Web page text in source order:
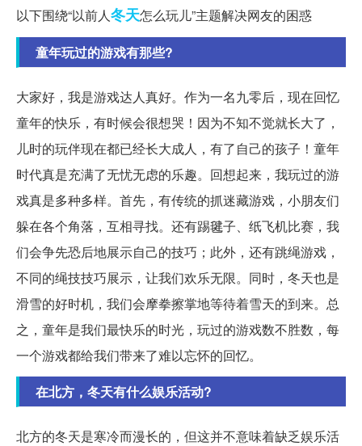
以下围绕“以前人冬天怎么玩儿”主题解决网友的困惑
童年玩过的游戏有那些?
大家好，我是游戏达人真好。作为一名九零后，现在回忆
童年的快乐，有时候会很想哭！因为不知不觉就长大了，
儿时的玩伴现在都已经长大成人，有了自己的孩子！童年
时代真是充满了无忧无虑的乐趣。回想起来，我玩过的游
戏真是多种多样。首先，有传统的抓迷藏游戏，小朋友们
躲在各个角落，互相寻找。还有踢毽子、纸飞机比赛，我
们会争先恐后地展示自己的技巧；此外，还有跳绳游戏，
不同的绳技技巧展示，让我们欢乐无限。同时，冬天也是
滑雪的好时机，我们会摩拳擦掌地等待着雪天的到来。总
之，童年是我们最快乐的时光，玩过的游戏数不胜数，每
一个游戏都给我们带来了难以忘怀的回忆。
在北方，冬天有什么娱乐活动?
北方的冬天是寒冷而漫长的，但这并不意味着缺乏娱乐活